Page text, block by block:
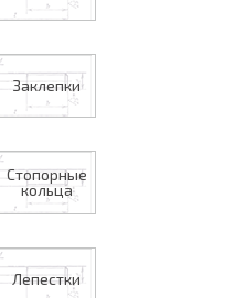
Заклепки
Стопорные
кольца
Лепестки